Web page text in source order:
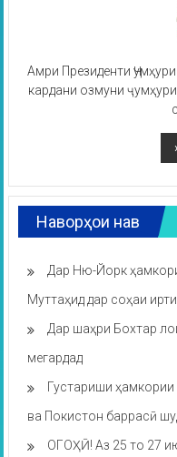
Амри Президенти
кардани озмуни
Наворҳои нав
Дар Ню-Йорк
Муттаҳид дар соҳаи
Дар шаҳри Бохтар
мегардад
Густариши
ва Покистон баррасӣ
ОГОҲӢ! Аз 25 то 27